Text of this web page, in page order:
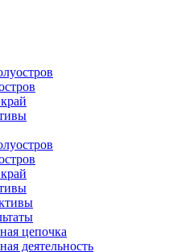
цепочка
деятельность